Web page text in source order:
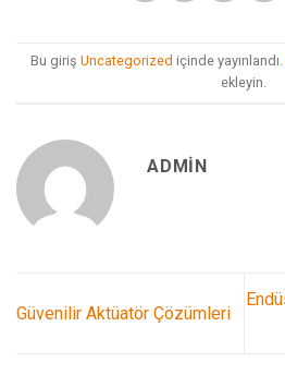
Bu giriş Uncategorized içinde yayınlandı.
ekleyin.
ADMIN
Güvenilir Aktüatör Çözümleri